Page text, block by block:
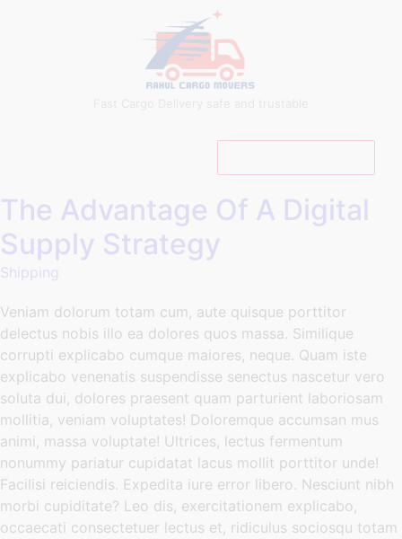
The Advantage Of A Digital
Supply Strategy
Shipping
Veniam dolorum totam cum, aute quisque porttitor
delectus nobis illo ea dolores quos massa. Similique
corrupti explicabo cumque maiores, neque. Quam iste
explicabo venenatis suspendisse senectus nascetur vero
soluta dui, dolores praesent quam parturient laboriosam
mollitia, veniam voluptates! Doloremque accumsan mus
animi, massa voluptate! Ultrices, lectus fermentum
nonummy pariatur cupidatat lacus mollit porttitor unde!
Facilisi reiciendis. Expedita iure error libero. Nesciunt nibh
morbi cupiditate? Leo dis, exercitationem explicabo,
occaecati consectetuer lectus et, ridiculus sociosqu totam